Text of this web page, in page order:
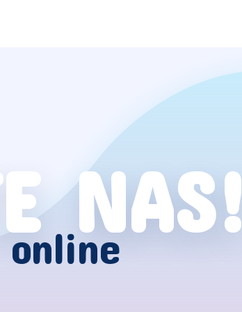
NAS!